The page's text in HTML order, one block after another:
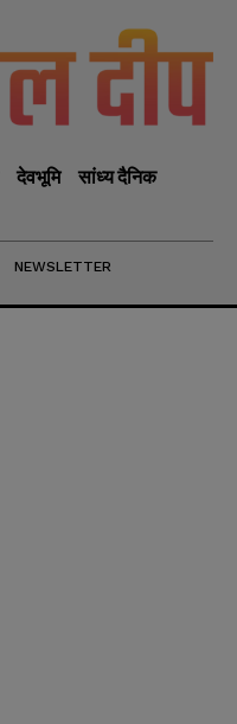
देवभूमि
सांध्य दैनिक
NEWSLETTER